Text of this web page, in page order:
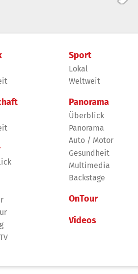
Sport
Lokal
Weltweit
Panorama
Überblick
Panorama
Auto / Motor
Gesundheit
Multimedia
Backstage
OnTour
Videos